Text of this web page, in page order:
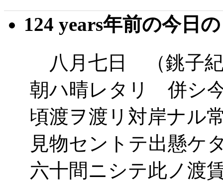
124 years年前の今日
八月七日 （銚子
朝ハ晴レタリ 併シ
頃渡ヲ渡リ対岸ナル
見物セントテ出懸
六十間ニシテ此ノ渡